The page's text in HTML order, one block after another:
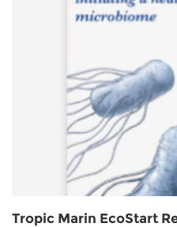
Tropic Marin EcoStart